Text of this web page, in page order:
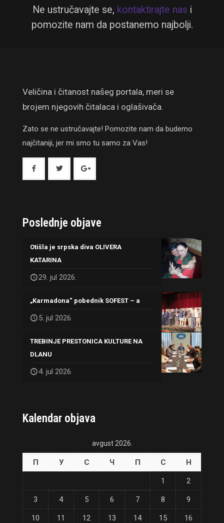
Ne ustručavajte se, kontaktirajte nas i
pomozite nam da postanemo najbolji.
Veličina i čitanost našeg portala, meri se
brojem njegovih čitalaca i oglašivača.
Zato se ne ustručavajte! Pomozite nam da budemo
najčitaniji, jer mi smo tu samo za Vas!
Poslednje objave
Otišla je srpska diva OLIVERA
KATARINA
29. jul 2026.
„Karmadona“ pobednik SOFEST – a
5. jul 2026.
TREBINJE PRESTONICA KULTURE NA
DLANU
4. jul 2026.
Kalendar objava
avgust 2026.
П У С Ч П С Н
1 2
3 4 5 6 7 8 9
10 11 12 13 14 15 16